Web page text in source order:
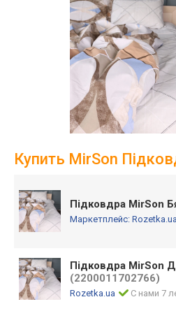
Купить MirSon
Підковдра MirSon
Маркетплейс: Rozetka.ua
Підковдра MirSon
(2200011702766)
Rozetka.ua С нами 7